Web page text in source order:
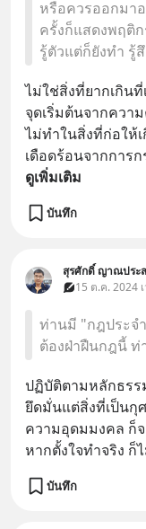
หรือควรออกมา
ครั้งก็แสดงพฤติ
รู้ตัวแต่ก็ยังทำ รู้
ไม่ใช่สิ่งที่ยากเกินที่
จุดเริ่มต้นจากควา
ไม่ทำในสิ่งที่ก่อให้
เดือดร้อนจากการ
ดูเพิ่มเติม
บันทึก
สุรศักดิ์ ญาณประ
15 ต.ค. 2024
ท่านมี "กฎประจ
ต้องฝ่าฝืนกฎนี้ ท่
ปฏิบัติตามหลักธร
ยึดมั่นแต่สิ่งที่เป็นกุ
ความอุดมมงคล ก็จ
หากตั้งใจทำจริง ก็
บันทึก